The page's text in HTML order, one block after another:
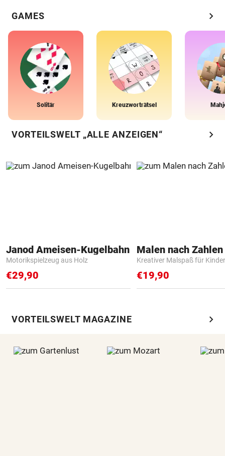
GAMES chevron_right
Solitär Kreuzworträtsel
VORTEILSWELT „ALLE ANZEIGEN“ chevron_right
Janod Ameisen-Kugelbahn
Motorikspielzeug aus Holz
€29,90
Kreativer Malspaß für Kinder
€19,90
VORTEILSWELT MAGAZINE chevron_right